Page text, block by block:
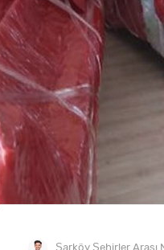
Şarköy Şehirler Arası